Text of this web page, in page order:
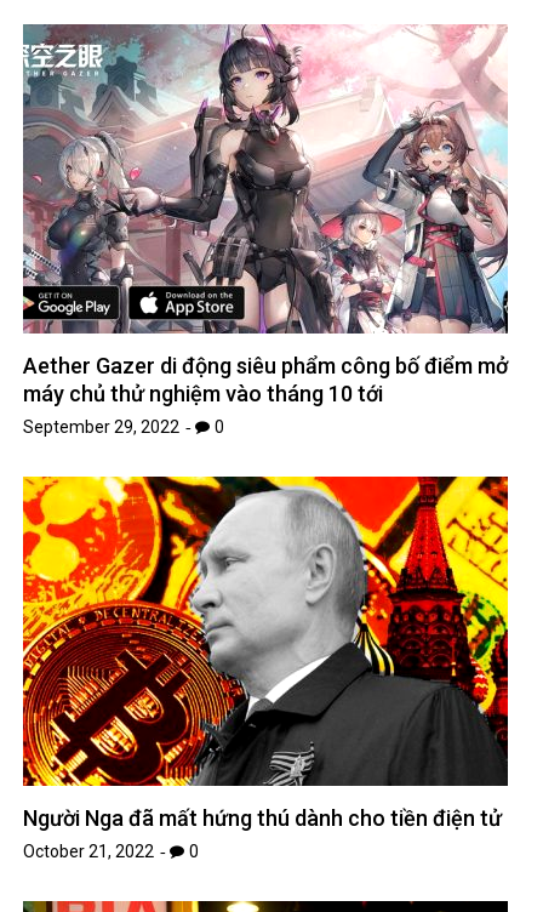
Aether Gazer di động siêu phẩm công bố điểm mở
máy chủ thử nghiệm vào tháng 10 tới
September 29, 2022 0
Người Nga đã mất hứng thú dành cho tiền điện tử
October 21, 2022 0